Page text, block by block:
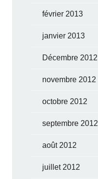
février 2013
janvier 2013
Décembre 2012
novembre 2012
octobre 2012
septembre 2012
août 2012
juillet 2012